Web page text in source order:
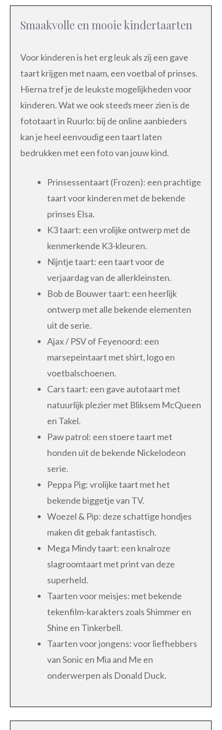
Smaakvolle en mooie kindertaarten
Voor kinderen is het erg leuk als zij een gave
taart krijgen met naam, een voetbal of prinses.
Hierna tref je de leukste mogelijkheden voor
kinderen. Wat we ook steeds meer zien is de
fototaart in Ruurlo: bij de online aanbieders
kan je heel eenvoudig een taart laten
bedrukken met een foto van jouw kind.
Prinsessentaart (Frozen): een prachtige
taart voor kinderen met de bekende
prinses Elsa.
K3 taart: een vrolijke ontwerp met de
kenmerkende K3-kleuren.
Nijntje taart: een taart voor de
verjaardag van de allerkleinsten.
Bob de Bouwer taart: een heerlijk
ontwerp met alle bekende elementen
uit de serie.
Ajax / PSV of Feyenoord: een
marsepeintaart met shirt, logo en
voetbalschoenen.
Cars taart: een gave autotaart met
natuurlijk plezier met Bliksem McQueen
en Takel.
Paw patrol: een stoere taart met
honden uit de bekende Nickelodeon
serie.
Peppa Pig: vrolijke taart met het
bekende biggetje van TV.
Woezel & Pip: deze schattige hondjes
maken dit gebak fantastisch.
Mega Mindy taart: een knalroze
slagroomtaart met print van deze
superheld.
Taarten voor meisjes: met bekende
tekenfilm-karakters zoals Shimmer en
Shine en Tinkerbell.
Taarten voor jongens: voor liefhebbers
van Sonic en Mia and Me en
onderwerpen als Donald Duck.